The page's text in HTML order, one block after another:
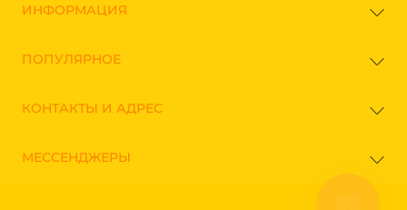
ИНФОРМАЦИЯ
Отзывы
Возврат товара
Карта сайта
ПОПУЛЯРНОЕ
Кастрюли
Електрочайники
КОНТАКТЫ И АДРЕС
МЕССЕНДЖЕРЫ